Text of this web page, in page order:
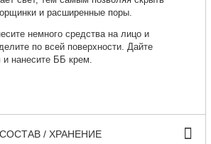
и расширенные поры.
немного средства на лицо и
по всей поверхности. Дайте
и нанесите ББ крем.
СОСТАВ / ХРАНЕНИЕ